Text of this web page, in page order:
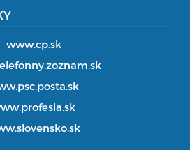
www.cp.sk